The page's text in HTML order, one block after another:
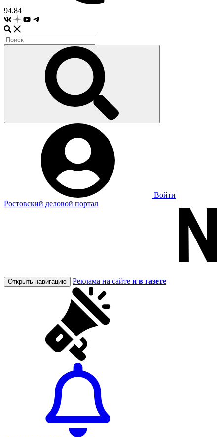
94.84
Войти
Ростовский деловой портал
Открыть навигацию Реклама на сайте и в газете